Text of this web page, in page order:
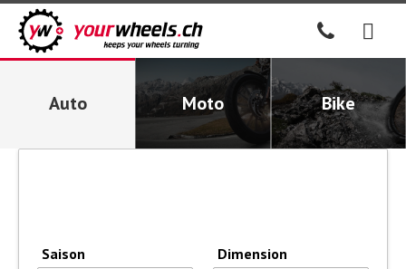
Auto Moto Bike
Saison Dimension